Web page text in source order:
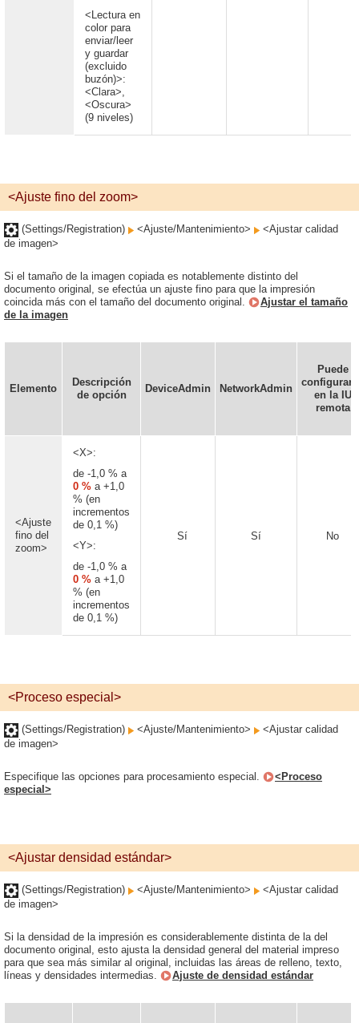
<Lectura en
color para
enviar/leer
y guardar
(excluido
buzón)>:
<Clara>,
<Oscura>
(9 niveles)
<Ajuste fino del zoom>
(Settings/Registration) <Ajuste/Mantenimiento>
<Ajustar calidad
de imagen>
Si el tamaño de la imagen copiada es notablemente distinto del
documento original, se efectúa un ajuste fino para que la impresión
coincida más con el tamaño del documento original.
Ajustar el tamaño
de la imagen
Elemento
Descripción
de opción
DeviceAdmin NetworkAdmin
Puede
en la IU
remota
<Ajuste
fino del
zoom>
<X>:
de -1,0 % a
0 % a +1,0
% (en
incrementos
de 0,1 %)
<Y>:
de -1,0 % a
0 % a +1,0
% (en
incrementos
de 0,1 %)
Sí Sí No
<Proceso especial>
(Settings/Registration) <Ajuste/Mantenimiento>
<Ajustar calidad
de imagen>
Especifique las opciones para procesamiento especial.
<Proceso
especial>
<Ajustar densidad estándar>
(Settings/Registration) <Ajuste/Mantenimiento>
<Ajustar calidad
de imagen>
Si la densidad de la impresión es considerablemente distinta de la del
documento original, esto ajusta la densidad general del material impreso
para que sea más similar al original, incluidas las áreas de relleno, texto,
líneas y densidades intermedias.
Ajuste de densidad estándar